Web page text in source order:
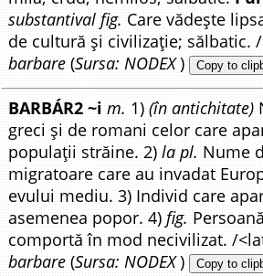
substantival fig. Care vădește
de cultură și civilizație; sălbatic.
barbare (Sursa: NODEX) Copy to
BARBÁR2 ~i m. 1)(în antichitate)
greci și de romani celor care
populații străine. 2)la pl. Nume
migratoare care au invadat
evului mediu. 3) Individ care
asemenea popor. 4) fig.
comportă în mod necivilizat. /
barbare (Sursa: NODEX) Copy to